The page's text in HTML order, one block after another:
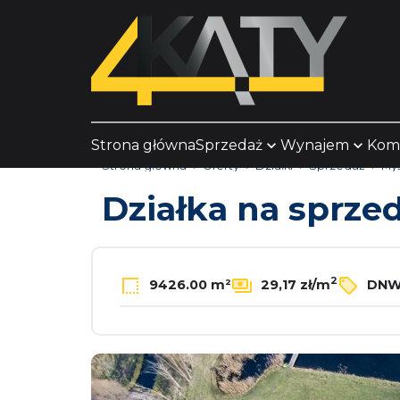
Strona głównaSprzedaż Wynajem
Strona główna Oferty Działki Sprzedaż
Działka na
9426.00 m² 29,17 zł/m2